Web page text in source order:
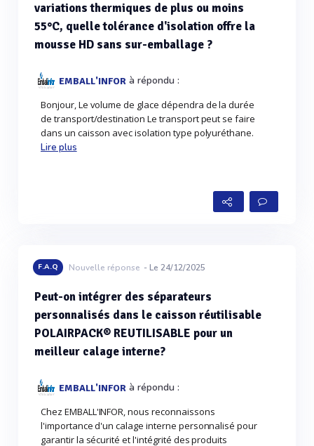
variations thermiques de plus ou moins
55°C, quelle tolérance d'isolation offre la
mousse HD sans sur-emballage ?
EMBALL'INFOR à répondu :
Bonjour, Le volume de glace dépendra de la durée
de transport/destination Le transport peut se faire
dans un caisson avec isolation type polyuréthane.
Lire plus
F.A.Q Nouvelle réponse - Le 24/12/2025
Peut-on intégrer des séparateurs
personnalisés dans le caisson réutilisable
POLAIRPACK® REUTILISABLE pour un
meilleur calage interne?
EMBALL'INFOR à répondu :
Chez EMBALL'INFOR, nous reconnaissons
l'importance d'un calage interne personnalisé pour
garantir la sécurité et l'intégrité des produits